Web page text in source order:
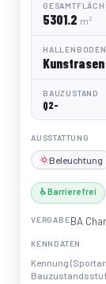
5301.2 m²
HALLENBODEN
Kunstrasen
BAUZUSTAND
Q2-
AUSSTATTUNG
Beleuchtung
♿ Barrierefrei
VERGABEBA
KENNDATEN
Kennung